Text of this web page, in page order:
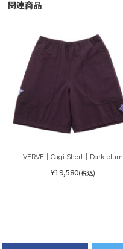
関連商品
VERVE｜Cagi Short｜Dark plum
¥19,580(税込)